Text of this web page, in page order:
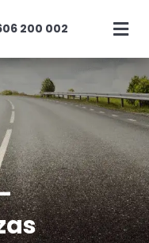
200 002